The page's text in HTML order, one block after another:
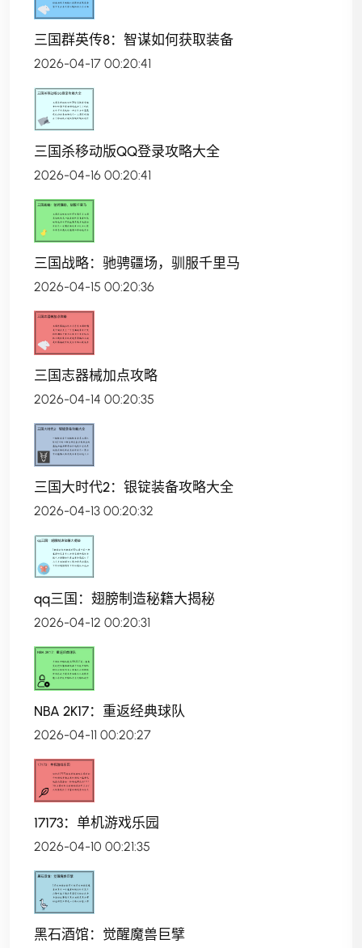
三国群英传8：智谋如何获取装备
2026-04-17 00:20:41
三国杀移动版QQ登录攻略大全
2026-04-16 00:20:41
三国战略：驰骋疆场，驯服千里马
2026-04-15 00:20:36
三国志器械加点攻略
2026-04-14 00:20:35
三国大时代2：银锭装备攻略大全
2026-04-13 00:20:32
qq三国：翅膀制造秘籍大揭秘
2026-04-12 00:20:31
NBA 2K17：重返经典球队
2026-04-11 00:20:27
17173：单机游戏乐园
2026-04-10 00:21:35
黑石酒馆：觉醒魔兽巨擘